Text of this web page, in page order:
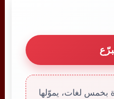
بخمس لغات، يموّلها